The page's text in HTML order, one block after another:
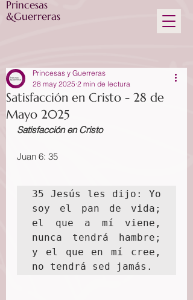
Princesas
&Guerreras
Satisfacción en Cristo - 28 de
Mayo 2025
Princesas y Guerreras
28 may 2025 2 min de lectura
Satisfacción en Cristo
Juan 6: 35
35 Jesús les dijo: Yo
soy el pan de vida;
el que a mí viene,
nunca tendrá hambre;
y el que en mí cree,
no tendrá sed jamás.